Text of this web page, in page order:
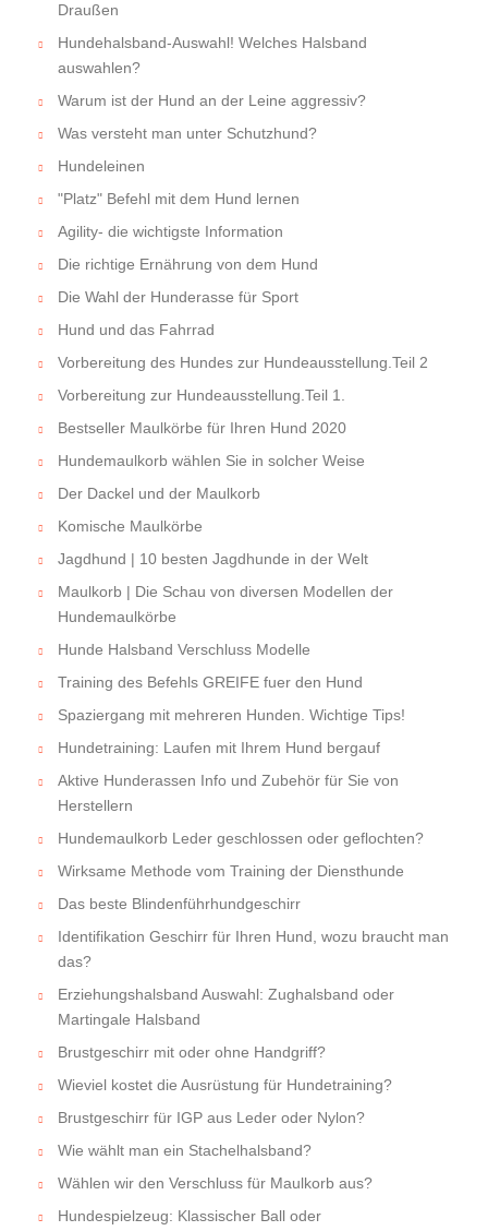
Draußen
Hundehalsband-Auswahl! Welches Halsband
auswahlen?
Warum ist der Hund an der Leine aggressiv?
Was versteht man unter Schutzhund?
Hundeleinen
"Platz" Befehl mit dem Hund lernen
Agility- die wichtigste Information
Die richtige Ernährung von dem Hund
Die Wahl der Hunderasse für Sport
Hund und das Fahrrad
Vorbereitung des Hundes zur Hundeausstellung.Teil 2
Vorbereitung zur Hundeausstellung.Teil 1.
Bestseller Maulkörbe für Ihren Hund 2020
Hundemaulkorb wählen Sie in solcher Weise
Der Dackel und der Maulkorb
Komische Maulkörbe
Jagdhund | 10 besten Jagdhunde in der Welt
Maulkorb | Die Schau von diversen Modellen der
Hundemaulkörbe
Hunde Halsband Verschluss Modelle
Training des Befehls GREIFE fuer den Hund
Spaziergang mit mehreren Hunden. Wichtige Tips!
Hundetraining: Laufen mit Ihrem Hund bergauf
Aktive Hunderassen Info und Zubehör für Sie von
Herstellern
Hundemaulkorb Leder geschlossen oder geflochten?
Wirksame Methode vom Training der Diensthunde
Das beste Blindenführhundgeschirr
Identifikation Geschirr für Ihren Hund, wozu braucht man
das?
Erziehungshalsband Auswahl: Zughalsband oder
Martingale Halsband
Brustgeschirr mit oder ohne Handgriff?
Wieviel kostet die Ausrüstung für Hundetraining?
Brustgeschirr für IGP aus Leder oder Nylon?
Wie wählt man ein Stachelhalsband?
Wählen wir den Verschluss für Maulkorb aus?
Hundespielzeug: Klassischer Ball oder